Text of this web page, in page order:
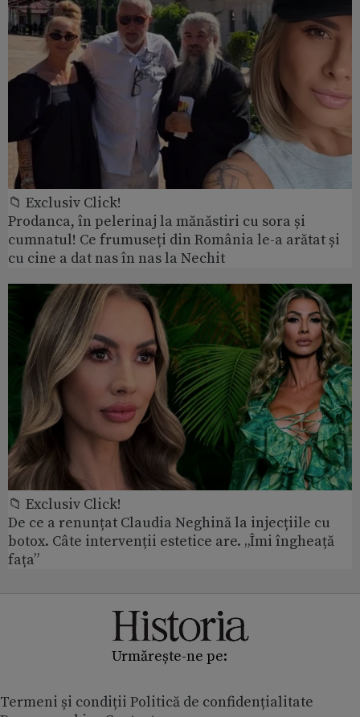
📁 Exclusiv Click!
Prodanca, în pelerinaj la mănăstiri cu sora și
cumnatul! Ce frumuseți din România le-a arătat și
cu cine a dat nas în nas la Nechit
📁 Exclusiv Click!
De ce a renunțat Claudia Neghină la injecțiile cu
botox. Câte intervenții estetice are. „Îmi îngheață
fața”
Urmărește-ne pe:
Termeni și condiții Politică de confidențialitate